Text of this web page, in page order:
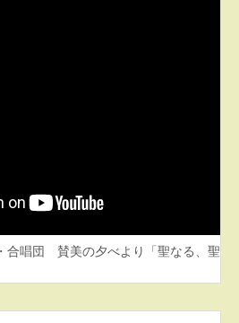
合唱団 賛美の夕べより「聖なる、聖